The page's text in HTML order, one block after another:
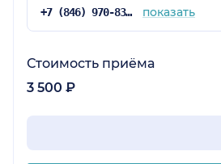
+7 (846) 970-83-16 показать
Стоимость приёма
3 500 ₽